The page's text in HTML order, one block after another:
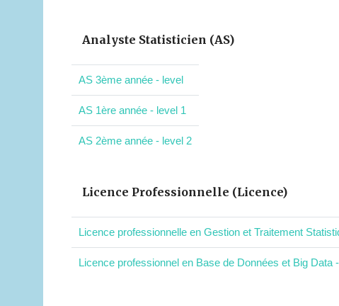
Analyste Statisticien (AS)
AS 3ème année - level
AS 1ère année - level 1
AS 2ème année - level 2
Licence Professionnelle (Licence)
Licence professionnelle en Gestion et Traitement
Licence professionnel en Base de Données et Big Data